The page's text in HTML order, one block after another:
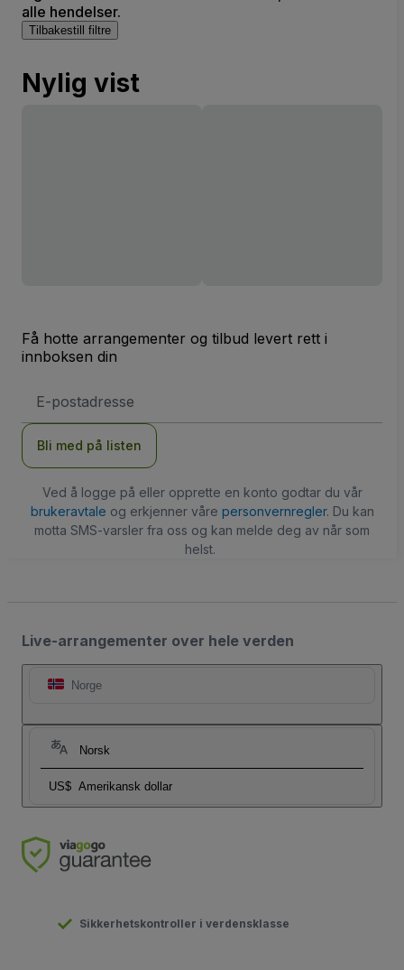
alle hendelser.
Tilbakestill filtre
Nylig vist
Få hotte arrangementer og tilbud levert rett i
innboksen din
postadresse
Bli med på listen
Ved å logge på eller opprette en konto godtar du vår
brukeravtale og erkjenner våre personvernregler. Du kan
motta SMS-varsler fra oss og kan melde deg av når som
helst.
Live-arrangementer over hele verden
Norge
Norsk
US$ Amerikansk dollar
Sikkerhetskontroller i verdensklasse